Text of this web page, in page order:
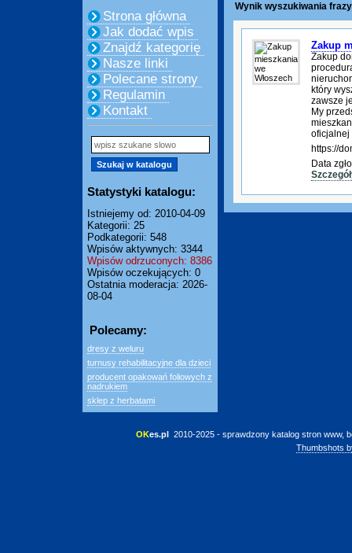
Strona główna
Jak dodać wpis
Znajdź kategorię
Nasze linki
Polecane strony
Regulamin
Kontakt
Statystyki katalogu:
Istniejemy od: 2010-04-09
Kategorii: 25
Podkategorii: 548
Wpisów aktywnych: 3344
Wpisów odrzuconych: 8386
Wpisów oczekujących: 0
Ostatnia moderacja: 2026-
08-04
Polecamy:
dresy z weluru
turnusy rehabilitacyjne dla dzieci
producent opakowań foliowych z
nadrukiem
sklep z herbatami
Wynik wyszukiwania
Zakup
Zakup
który
zawsze
My
oficjalnej
https://
Data
OKes.pl 2010-2025 - sprawdzony katalog stron www,
Thumbshots